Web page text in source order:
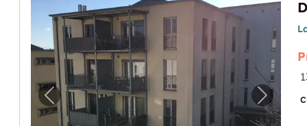
Vorheriges Bild für "Dépôt à louer quartier